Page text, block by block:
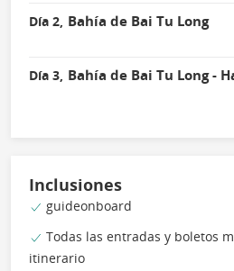
Día 2, Bahía de Bai Tu Long
Día 3, Bahía de Bai Tu Long -
Inclusiones
guideonboard
Todas las entradas y boletos
itinerario